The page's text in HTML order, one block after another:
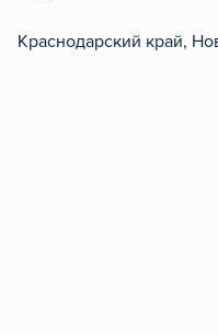
Краснодарский край,